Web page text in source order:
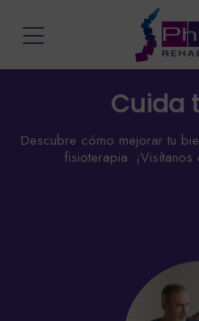
Cuida
Descubre cómo mejorar tu
fisioterapia. ¡Visítanos